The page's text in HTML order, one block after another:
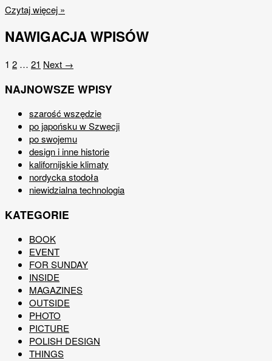
Czytaj więcej »
NAWIGACJA WPISÓW
1 2 … 21 Next →
NAJNOWSZE WPISY
szarość wszędzie
po japońsku w Szwecji
po swojemu
design i inne historie
kalifornijskie klimaty
nordycka stodoła
niewidzialna technologia
KATEGORIE
BOOK
EVENT
FOR SUNDAY
INSIDE
MAGAZINES
OUTSIDE
PHOTO
PICTURE
POLISH DESIGN
THINGS